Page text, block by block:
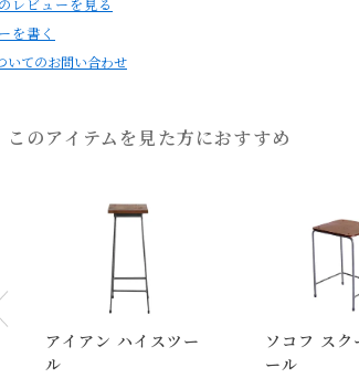
詳細は「お買い物ガイド(返品・交換について)
を書く
いてのお問い合わせ
このアイテムを見た方におすすめ
アイアン ハイスツー
ル
ソコフ スク
ール